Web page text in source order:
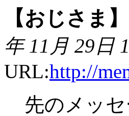
【おじさま】
年 11月 29日
URL:http://
先のメッ